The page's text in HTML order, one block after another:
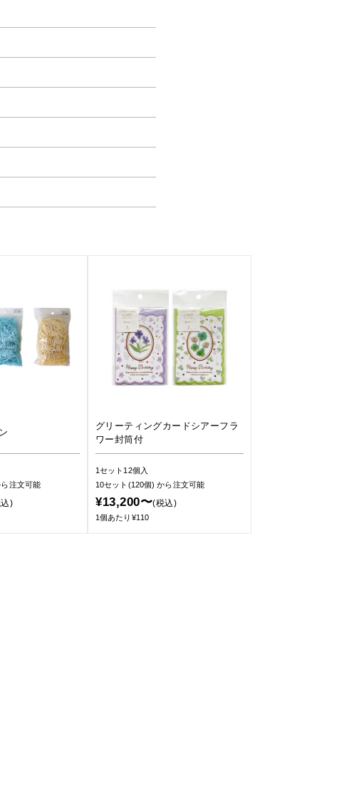
注文可能
)
グリーティングカードシアーフラ
ワー封筒付
1セット12個入
10セット(120個)から注文可能
¥13,200〜(税込)
1個あたり¥110